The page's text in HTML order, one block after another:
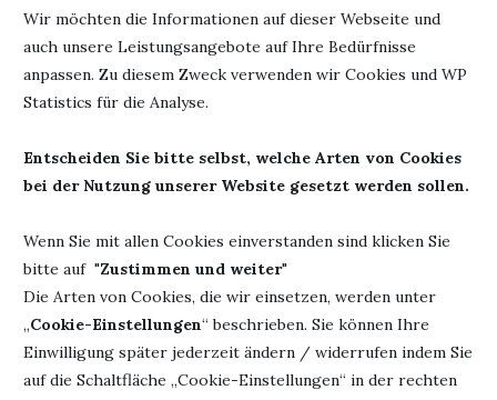
Wir möchten die Informationen auf dieser Webseite und
auch unsere Leistungsangebote auf Ihre Bedürfnisse
anpassen. Zu diesem Zweck verwenden wir Cookies und WP
Statistics für die Analyse.
Entscheiden Sie bitte selbst, welche Arten von Cookies
bei der Nutzung unserer Website gesetzt werden sollen.
Wenn Sie mit allen Cookies einverstanden sind klicken Sie
bitte auf "Zustimmen und weiter"
Die Arten von Cookies, die wir einsetzen, werden unter
„Cookie-Einstellungen“ beschrieben. Sie können Ihre
Einwilligung später jederzeit ändern / widerrufen indem Sie
auf die Schaltfläche „Cookie-Einstellungen“ in der rechten
Ich bin schon ganz hibbelig, dass ich sie endlich lesen
kann.
*pssst, ich durfte schon mal ein bisschen reinschmulen
und ich empfehle Taschentücher*
Soooo, was könnte ich euch denn noch so erzählen?
Ach herje, ich habe euch ja gar nicht gesagt, wo das Buch
sein Zuhause hat, also außer in unseren Regalen und auf
… dem Verlag